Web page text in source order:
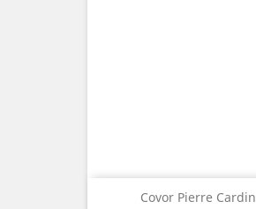
Covor Pierre Cardin